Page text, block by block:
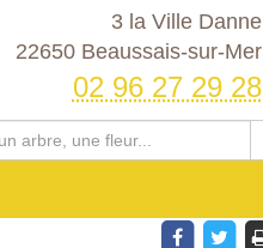
3 la Ville Danne
22650 Beaussais-sur-Mer
02 96 27 29 28